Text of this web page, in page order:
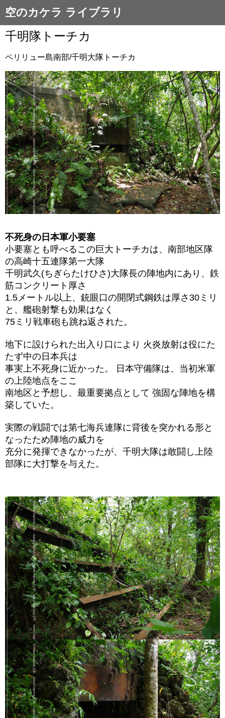
空のカケラ ライブラリ
千明隊トーチカ
ペリリュー島南部/千明大隊トーチカ
不死身の日本軍小要塞
小要塞とも呼べるこの巨大トーチカは、南部地区隊
の高崎十五連隊第一大隊
千明武久(ちぎらたけひさ)大隊長の陣地内にあり、鉄
筋コンクリート厚さ
1.5メートル以上、銃眼口の開閉式鋼鉄は厚さ30ミリ
と、艦砲射撃も効果はなく
75ミリ戦車砲も跳ね返された。
地下に設けられた出入り口により 火炎放射は役にた
たず中の日本兵は
事実上不死身に近かった。 日本守備隊は、当初米軍
の上陸地点をここ
南地区と予想し、最重要拠点として 強固な陣地を構
築していた。
実際の戦闘では第七海兵連隊に背後を突かれる形と
なったため陣地の威力を
充分に発揮できなかったが、千明大隊は敢闘し上陸
部隊に大打撃を与えた。